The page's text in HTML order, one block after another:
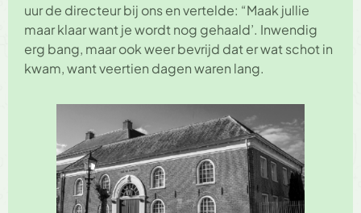
uur de directeur bij ons en vertelde: “Maak jullie
maar klaar want je wordt nog gehaald’. Inwendig
erg bang, maar ook weer bevrijd dat er wat schot in
kwam, want veertien dagen waren lang.